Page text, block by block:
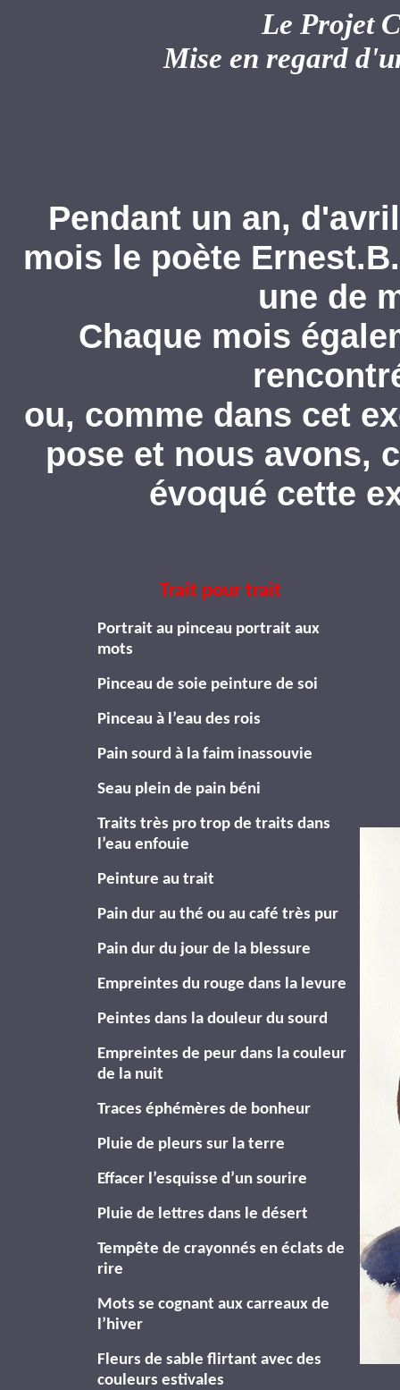
Le Projet
Mise en regard
Pendant un an,
mois le poète
une de
Chaque mois
ou, comme dans cet
pose et nous avons,
évoqué cette
Trait pour trait
Portrait au pinceau portrait aux
mots
Pinceau de soie peinture de soi
Pinceau à l’eau des rois
Pain sourd à la faim inassouvie
Seau plein de pain béni
Traits très pro trop de traits dans
l’eau enfouie
Peinture au trait
Pain dur au thé ou au café très pur
Pain dur du jour de la blessure
Empreintes du rouge dans la levure
Peintes dans la douleur du sourd
Empreintes de peur dans la couleur
de la nuit
Traces éphémères de bonheur
Pluie de pleurs sur la terre
Effacer l’esquisse d’un sourire
Pluie de lettres dans le désert
Tempête de crayonnés en éclats de
rire
Mots se cognant aux carreaux de
l’hiver
Fleurs de sable flirtant avec des
couleurs estivales